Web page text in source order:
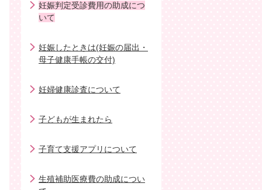
妊娠判定受診費用の助成につ
いて
妊娠したときは(妊娠の届出・
母子健康手帳の交付)
妊婦健康診査について
子どもが生まれたら
子育て支援アプリについて
生殖補助医療費の助成につい